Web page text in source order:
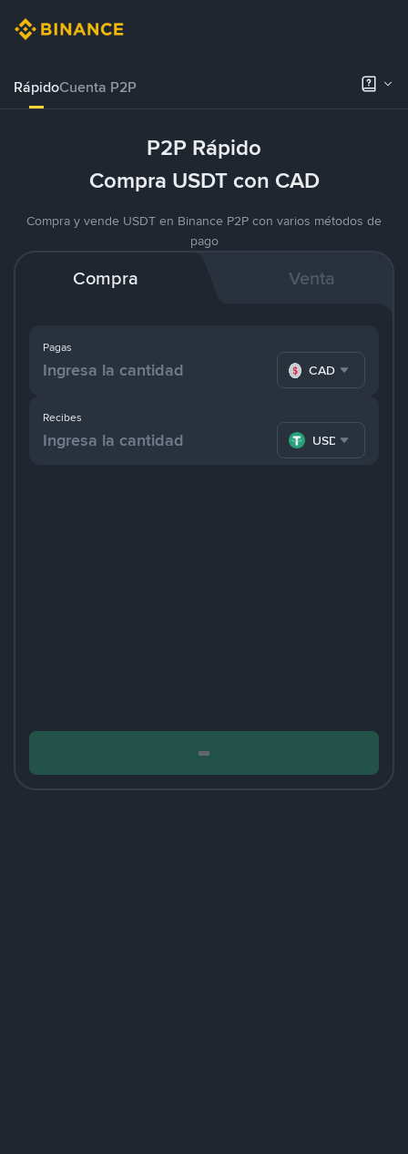
RápidoCuenta P2P
P2P Rápido
Compra USDT con CAD
Compra y vende USDT en Binance P2P con varios métodos de
pago
Compra Venta
Pagas
CAD
Recibes
USDT